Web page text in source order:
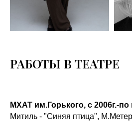
РАБОТЫ В ТЕАТРЕ
МХАТ им.Горького, с 2006г.-по
Митиль - "Синяя птица",